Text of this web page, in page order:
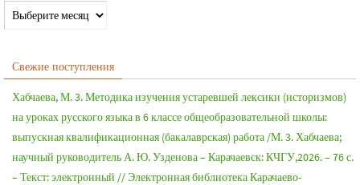
Свежие поступления
Хабчаева, М. 3. Методика изучения устаревшей лексики (историзмов)
на уроках русского языка в 6 классе общеобразовательной школы:
выпускная квалификационная (бакалаврская) работа /М. 3. Хабчаева;
научный руководитель А. Ю. Узденова – Карачаевск: КЧГУ,2026. – 76 с.
– Текст: электронный // Электронная библиотека Карачаево-